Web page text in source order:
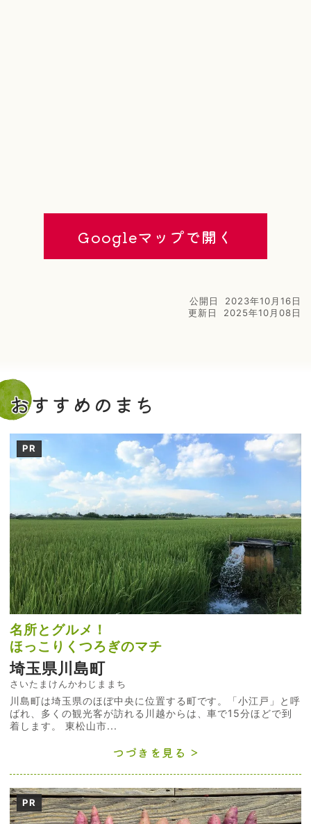
Googleマップで開く
公開日
2023年10月16日
更新日
2025年10月08日
おすすめのまち
PR
名所とグルメ！
ほっこりくつろぎのマチ
埼玉県川島町
さいたまけんかわじままち
川島町は埼玉県のほぼ中央に位置する町です。「小江戸」と呼
ばれ、多くの観光客が訪れる川越からは、車で15分ほどで到
着します。 東松山市...
つづきを見る
PR